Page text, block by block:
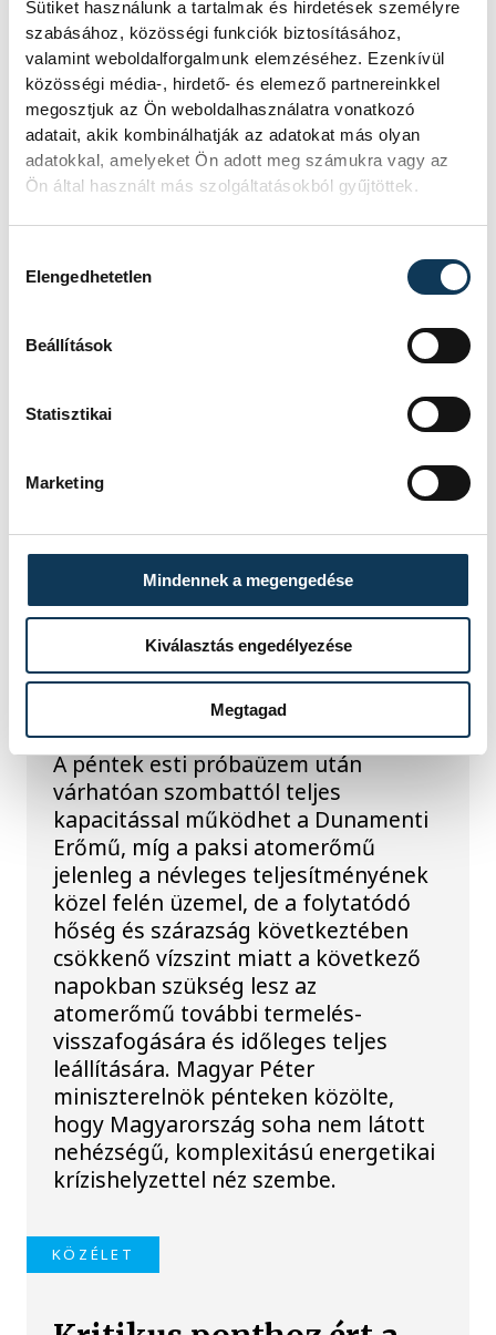
Sütiket használunk a tartalmak és hirdetések személyre
szabásához, közösségi funkciók biztosításához,
valamint weboldalforgalmunk elemzéséhez. Ezenkívül
közösségi média-, hirdető- és elemező partnereinkkel
megosztjuk az Ön weboldalhasználatra vonatkozó
adatait, akik kombinálhatják az adatokat más olyan
adatokkal, amelyeket Ön adott meg számukra vagy az
Ön által használt más szolgáltatásokból gyűjtöttek.
Elengedhetetlen
Beállítások
Statisztikai
Marketing
Mindennek a megengedése
Kiválasztás engedélyezése
Megtagad
TOVÁBBI CIKKEK
ENERGIAVÁLSÁG
Magyar Péter:
Magyarország
energiaellátása stabil
Jelenleg stabil Magyarország
munkatársai azon dolgoznak, hogy az
hibamentesen működjön - közölte a
miniszterelnök a paksi erőműnél tett
Szombattól újraindulhat
a Dunamenti Erőmű, a
paksi atomerőmű fél
teljesítménnyel üzemel
A péntek esti próbaüzem után
várhatóan szombattól teljes
kapacitással működhet a Dunamenti
Erőmű, míg a paksi atomerőmű
jelenleg a névleges teljesítményének
közel felén üzemel, de a folytatódó
hőség és szárazság következtében
csökkenő vízszint miatt a következő
napokban szükség lesz az
atomerőmű további termelés-
visszafogására és időleges teljes
leállítására. Magyar Péter
miniszterelnök pénteken közölte,
hogy Magyarország soha nem látott
nehézségű, komplexitású energetikai
krízishelyzettel néz szembe.
KÖZÉLET